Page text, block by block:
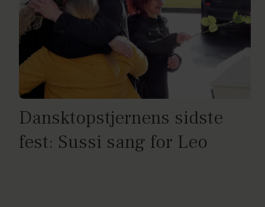
Dansktopstjernens sidste
fest: Sussi sang for Leo